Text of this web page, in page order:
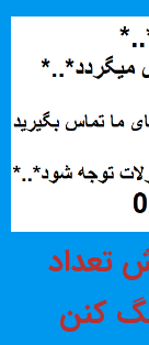
تعداد
کنن